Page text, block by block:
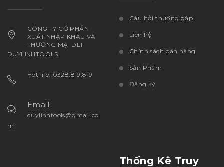
CÔNG TY CỔ PHẦN
XUẤT NHẬP KHẨU VÀ
THƯƠNG MẠI DLT
DUYLINHTOOLS
Hotline: 0328.819.819
Email:
duylinhtools@gmail.co
m
Câu hỏi thường gặp
Liên hệ
Chính sách bán hàng
Sản Phẩm
Đăng ký
Thống Kê Truy